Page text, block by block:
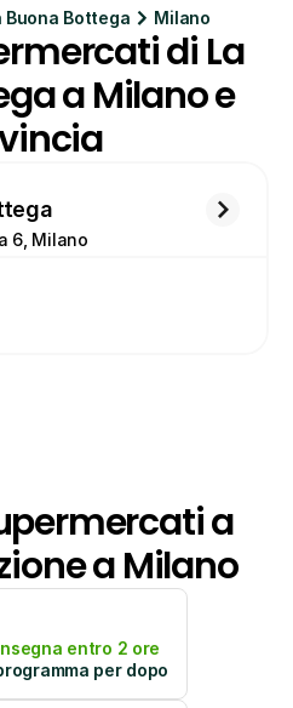
Buona Bottega Milano
di La
a Milano e
6, Milano
a
a Milano
entro 2 ore
per dopo